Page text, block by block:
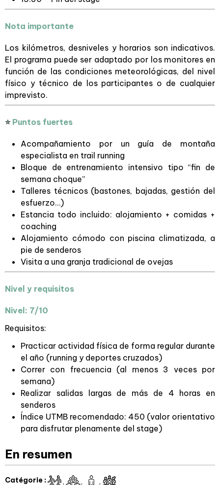
Nota importante
Los kilómetros, desniveles y horarios son indicativos.
El programa puede ser adaptado por los monitores en
función de las condiciones meteorológicas, del nivel
físico y técnico de los participantes o de cualquier
imprevisto.
⭐ Puntos fuertes
Acompañamiento por un guía de montaña
especialista en trail running
Bloque de entrenamiento intensivo tipo “fin de
semana choque”
Talleres técnicos (bastones, bajadas, gestión del
esfuerzo…)
Estancia todo incluido: alojamiento + comidas +
coaching
Alojamiento cómodo con piscina climatizada, a
pie de senderos
Visita a una granja tradicional de ovejas
Nivel y requisitos
Nivel: 7/10
Requisitos:
Practicar actividad física de forma regular durante
el año (running y deportes cruzados)
Correr con frecuencia (al menos 3 veces por
semana)
Realizar salidas largas de más de 4 horas en
senderos
Índice UTMB recomendado: 450 (valor orientativo
para disfrutar plenamente del stage)
En resumen
Catégorie :